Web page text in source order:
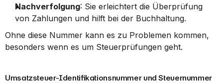
Nachverfolgung: Sie erleichtert die Überprüfung
von Zahlungen und hilft bei der Buchhaltung.
Ohne diese Nummer kann es zu Problemen kommen,
besonders wenn es um Steuerprüfungen geht.
Umsatzsteuer-Identifikationsnummer und Steuernummer